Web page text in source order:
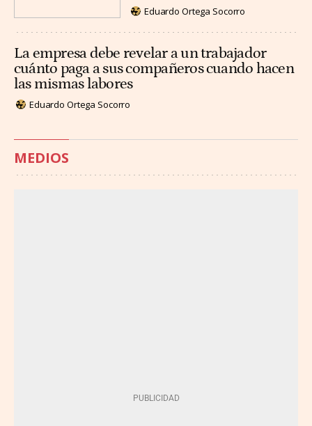
Eduardo Ortega Socorro
La empresa debe revelar a un trabajador
cuánto paga a sus compañeros cuando hacen
las mismas labores
Eduardo Ortega Socorro
MEDIOS